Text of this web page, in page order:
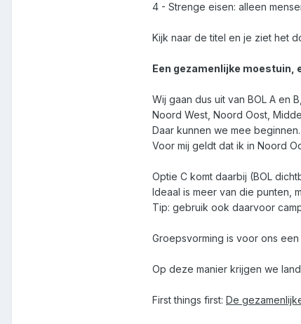
4 - Strenge eisen: alleen
Kijk naar de titel en je ziet het
Een gezamenlijke moestuin,
Wij gaan dus uit van BOL A en
Noord West, Noord Oost,
Daar kunnen we mee beginnen.
Voor mij geldt dat ik in Noord
Optie C komt daarbij (BOL
Ideaal is meer van die punten,
Tip: gebruik ook daarvoor
Groepsvorming is voor ons
Op deze manier krijgen we
First things first: De